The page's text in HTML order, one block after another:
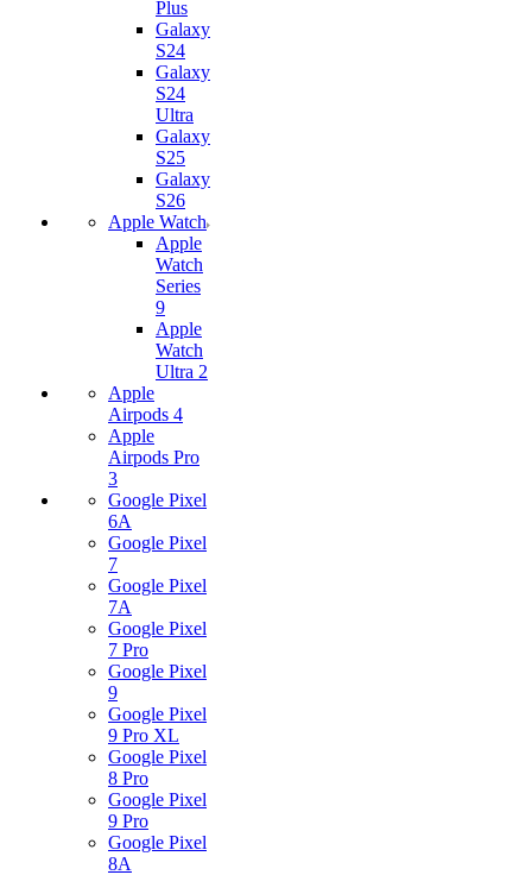
Plus
Galaxy
S24
Galaxy
S24
Ultra
Galaxy
S25
Galaxy
S26
Apple Watch
Apple
Watch
Series
9
Apple
Watch
Ultra 2
Apple
Airpods 4
Apple
Airpods Pro
3
Google Pixel
6A
Google Pixel
7
Google Pixel
7А
Google Pixel
7 Pro
Google Pixel
9
Google Pixel
9 Pro XL
Google Pixel
8 Pro
Google Pixel
9 Pro
Google Pixel
8A